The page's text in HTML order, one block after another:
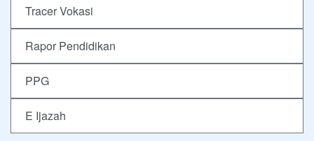
Tracer Vokasi
Rapor Pendidikan
PPG
E Ijazah